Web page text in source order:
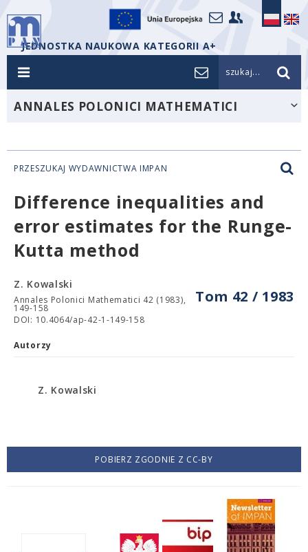
JEDNOSTKA NAUKOWA KATEGORII A+
szukaj...
ANNALES POLONICI MATHEMATICI
PRZESZUKAJ WYDAWNICTWA IMPAN
Difference inequalities and
error estimates for the Runge-
Kutta method
Tom 42 / 1983
Z. Kowalski
Annales Polonici Mathematici 42 (1983),
149-158
DOI: 10.4064/ap-42-1-149-158
Autorzy
Z. Kowalski
POBIERZ ZGODNIE Z CC-BY